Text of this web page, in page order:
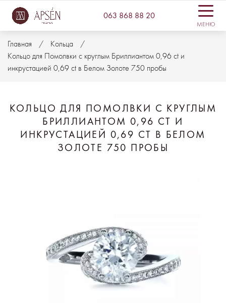
063 868 88 20
МЕНЮ
Главная
Кольца
Кольцо для Помолвки с круглым Бриллиантом 0,96 ct и
инкрустацией 0,69 ct в Белом Золоте 750 пробы
КОЛЬЦО ДЛЯ ПОМОЛВКИ С КРУГЛЫМ
БРИЛЛИАНТОМ 0,96 CT И
ИНКРУСТАЦИЕЙ 0,69 CT В БЕЛОМ
ЗОЛОТЕ 750 ПРОБЫ